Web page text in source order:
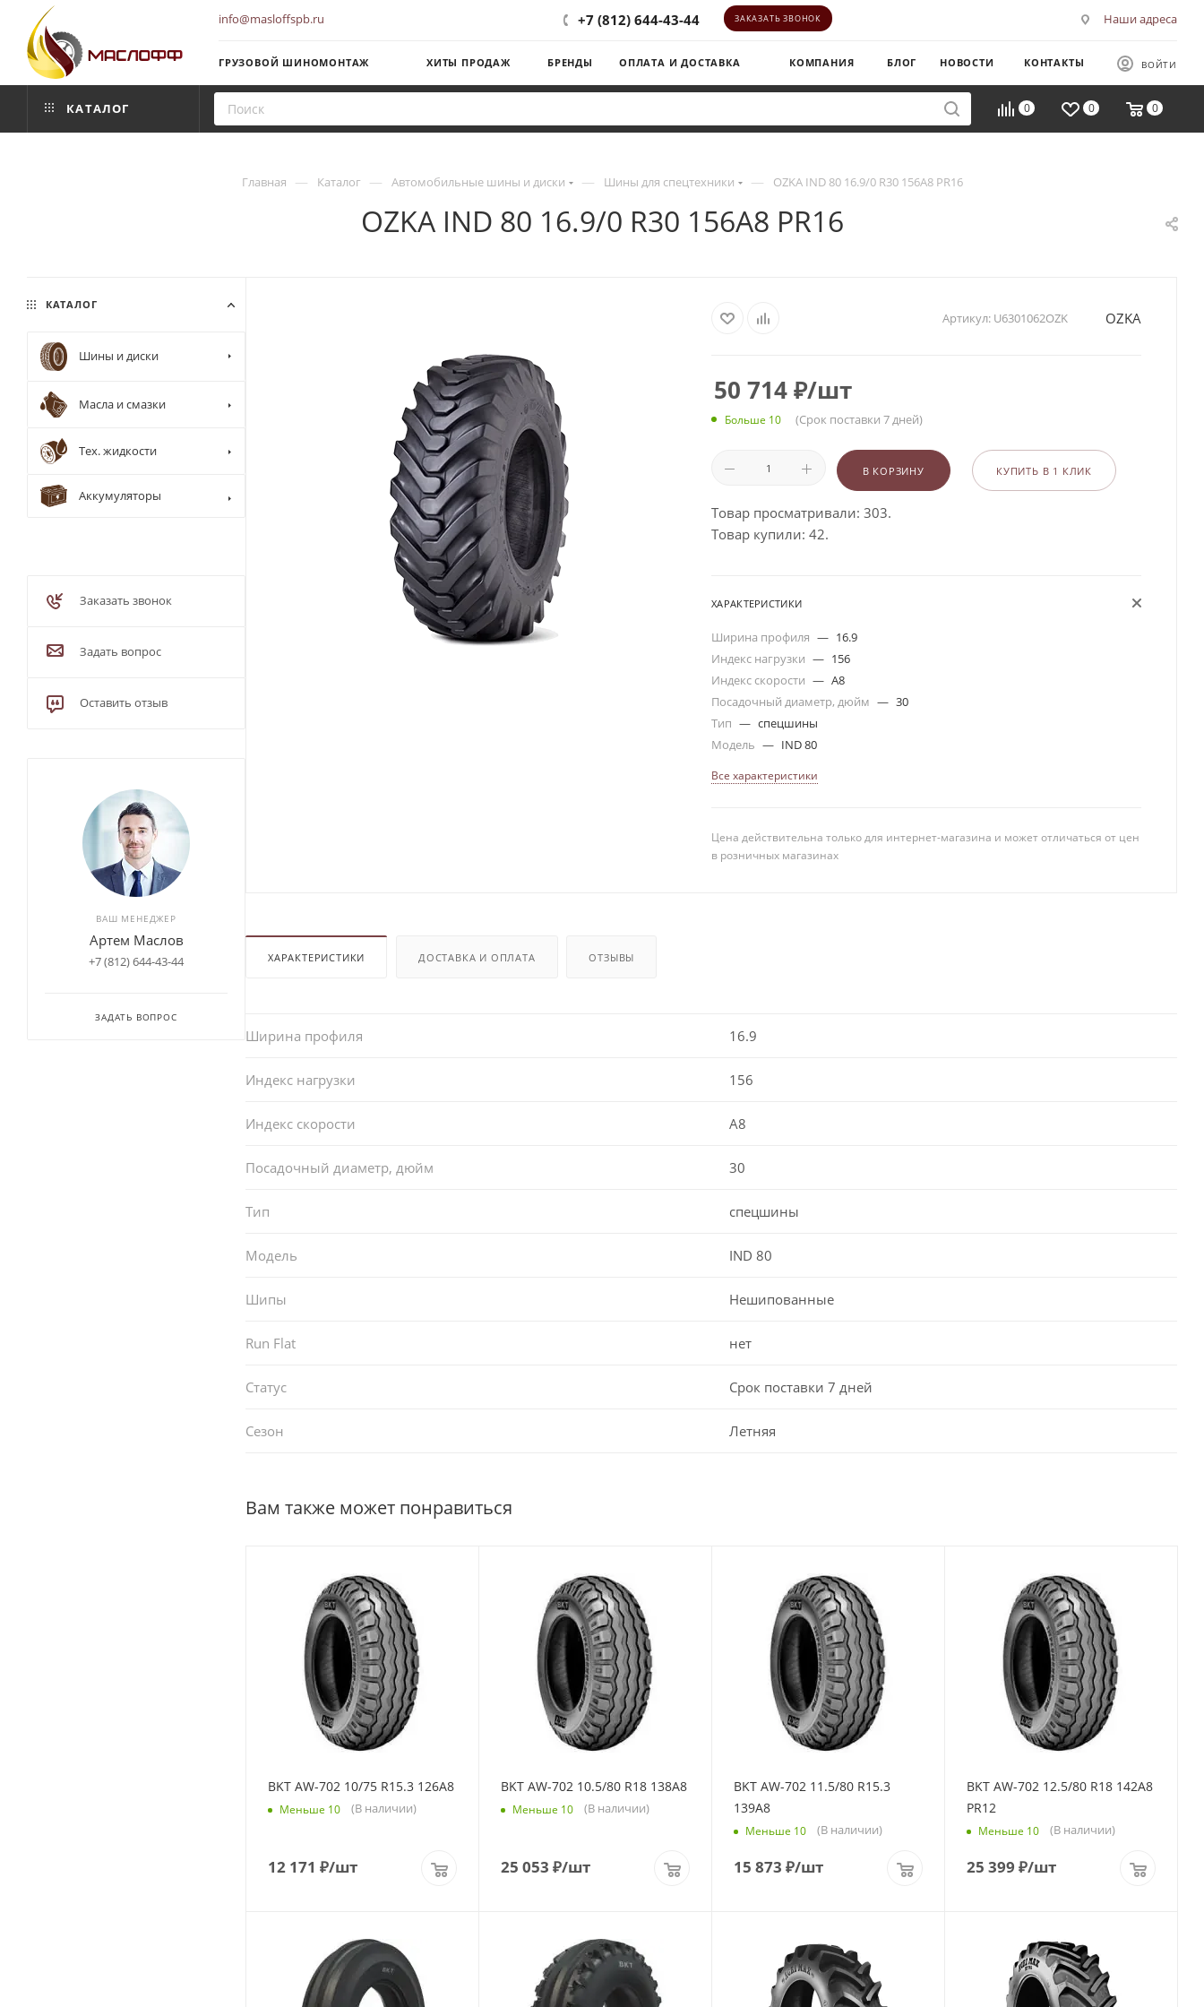
info@masloffspb.ru +7 (812) 644-43-44 ЗАКАЗАТЬ ЗВОНОК Наши адреса
ГРУЗОВОЙ ШИНОМОНТАЖ ХИТЫ ПРОДАЖ БРЕНДЫ ОПЛАТА И ДОСТАВКА КОМПАНИЯ БЛОГ НОВОСТИ КОНТАКТЫ ВОЙТИ
КАТАЛОГ 0 0 0
Главная — Каталог — Автомобильные шины и диски — Шины для спецтехники — OZKA IND 80 16.9/0 R30 156A8 PR16
OZKA IND 80 16.9/0 R30 156A8 PR16
Артикул: U6301062OZK OZKA
50 714₽/шт
Больше 10 (Срок поставки 7 дней)
В КОРЗИНУ КУПИТЬ В 1 КЛИК
Товар просматривали: 303.
Товар купили: 42.
ХАРАКТЕРИСТИКИ
Ширина профиля — 16.9
Индекс нагрузки — 156
Индекс скорости — A8
Посадочный диаметр, дюйм — 30
Тип — спецшины
Модель — IND 80
Все характеристики
Цена действительна только для интернет-магазина и может отличаться от цен
в розничных магазинах
ХАРАКТЕРИСТИКИ ДОСТАВКА И ОПЛАТА ОТЗЫВЫ
Ширина профиля 16.9
Индекс нагрузки 156
Индекс скорости A8
Посадочный диаметр, дюйм 30
Тип спецшины
Модель IND 80
Шипы Нешипованные
Run Flat нет
Статус Срок поставки 7 дней
Сезон Летняя
Вам также может понравиться
BKT AW-702 10/75 R15.3 126A8
Меньше 10 (В наличии)
12 171 ₽/шт
BKT AW-702 10.5/80 R18 138A8
Меньше 10 (В наличии)
25 053 ₽/шт
BKT AW-702 11.5/80 R15.3
139A8
Меньше 10 (В наличии)
15 873 ₽/шт
BKT AW-702 12.5/80 R18 142A8
PR12
Меньше 10 (В наличии)
25 399 ₽/шт
КАТАЛОГ
Шины и диски
Масла и смазки
Тех. жидкости
Аккумуляторы
Заказать звонок
Задать вопрос
Оставить отзыв
ВАШ МЕНЕДЖЕР
Артем Маслов
+7 (812) 644-43-44
ЗАДАТЬ ВОПРОС